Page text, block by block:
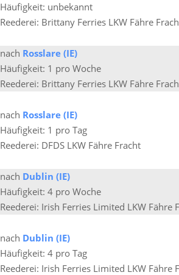
Häufigkeit: unbekannt
Reederei: Brittany Ferries LKW Fähre
nach Rosslare (IE)
Häufigkeit: 1 pro Woche
Reederei: Brittany Ferries LKW Fähre
nach Rosslare (IE)
Häufigkeit: 1 pro Tag
Reederei: DFDS LKW Fähre Fracht
nach Dublin (IE)
Häufigkeit: 4 pro Woche
Reederei: Irish Ferries Limited LKW Fähre
nach Dublin (IE)
Häufigkeit: 4 pro Tag
Reederei: Irish Ferries Limited LKW Fähre